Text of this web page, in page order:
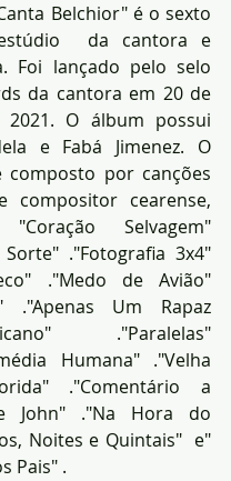
Belchior" é o sexto
da cantora e
Foi lançado pelo selo
da cantora em 20 de
O álbum possui
e Fabá Jimenez. O
por canções
compositor cearense,
Selvagem"
."Fotografia 3x4"
."Medo de Avião"
."Apenas Um Rapaz
."Paralelas"
Humana" ."Velha
."Comentário a
John" ."Na Hora do
Noites e Quintais"  e"
Pais" .